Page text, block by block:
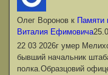
Олег Вороновк Памяти
Виталия Ефимовича
22 03 2026г умер
бывший начальник
полка.Образцовий